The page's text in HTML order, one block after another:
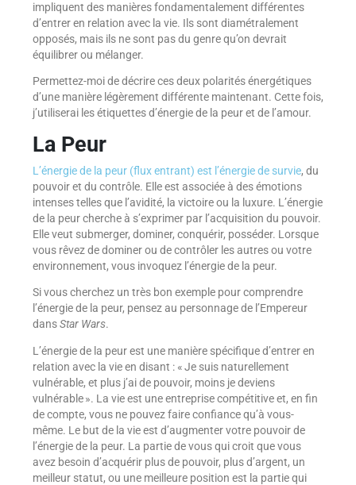
impliquent des manières fondamentalement différentes
d’entrer en relation avec la vie. Ils sont diamétralement
opposés, mais ils ne sont pas du genre qu’on devrait
équilibrer ou mélanger.
Permettez-moi de décrire ces deux polarités énergétiques
d’une manière légèrement différente maintenant. Cette fois,
j’utiliserai les étiquettes d’énergie de la peur et de l’amour.
La Peur
L’énergie de la peur (flux entrant) est l’énergie de survie, du
pouvoir et du contrôle. Elle est associée à des émotions
intenses telles que l’avidité, la victoire ou la luxure. L’énergie
de la peur cherche à s’exprimer par l’acquisition du pouvoir.
Elle veut submerger, dominer, conquérir, posséder. Lorsque
vous rêvez de dominer ou de contrôler les autres ou votre
environnement, vous invoquez l’énergie de la peur.
Si vous cherchez un très bon exemple pour comprendre
l’énergie de la peur, pensez au personnage de l’Empereur
dansStar Wars.
L’énergie de la peur est une manière spécifique d’entrer en
relation avec la vie en disant : « Je suis naturellement
vulnérable, et plus j’ai de pouvoir, moins je deviens
vulnérable ». La vie est une entreprise compétitive et, en fin
de compte, vous ne pouvez faire confiance qu’à vous-
même. Le but de la vie est d’augmenter votre pouvoir de
l’énergie de la peur. La partie de vous qui croit que vous
avez besoin d’acquérir plus de pouvoir, plus d’argent, un
meilleur statut, ou une meilleure position est la partie qui